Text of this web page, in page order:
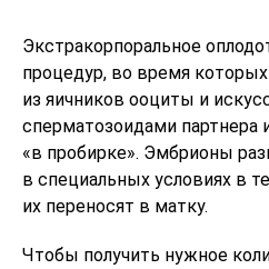
Экстракорпоральное
процедур, во время
из яичников ооциты и
сперматозоидами партнера
«в пробирке». Эмбрионы
в специальных условиях в
их переносят в матку.
Чтобы получить нужное